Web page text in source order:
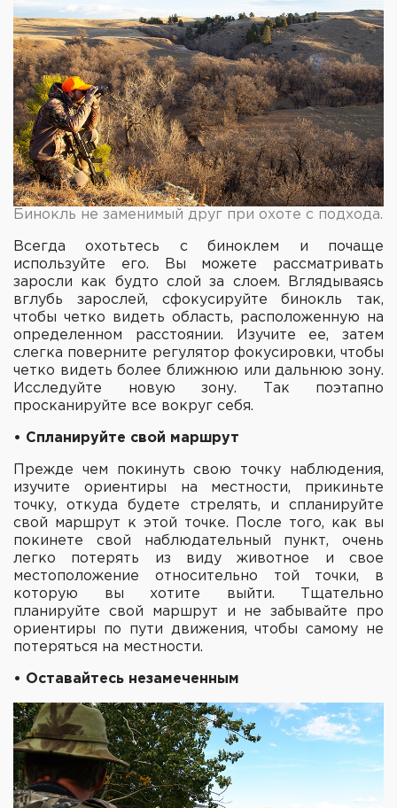
Бинокль не заменимый друг при охоте с подхода.
Всегда охотьтесь с биноклем и почаще
используйте его. Вы можете рассматривать
заросли как будто слой за слоем. Вглядываясь
вглубь зарослей, сфокусируйте бинокль так,
чтобы четко видеть область, расположенную на
определенном расстоянии. Изучите ее, затем
слегка поверните регулятор фокусировки, чтобы
четко видеть более ближнюю или дальнюю зону.
Исследуйте новую зону. Так поэтапно
просканируйте все вокруг себя.
• Спланируйте свой маршрут
Прежде чем покинуть свою точку наблюдения,
изучите ориентиры на местности, прикиньте
точку, откуда будете стрелять, и спланируйте
свой маршрут к этой точке. После того, как вы
покинете свой наблюдательный пункт, очень
легко потерять из виду животное и свое
местоположение относительно той точки, в
которую вы хотите выйти. Тщательно
планируйте свой маршрут и не забывайте про
ориентиры по пути движения, чтобы самому не
потеряться на местности.
• Оставайтесь незамеченным